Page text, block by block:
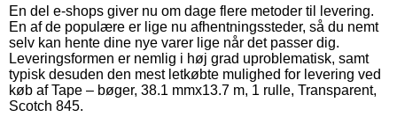
En del e-shops giver nu om dage flere metoder til levering.
En af de populære er lige nu afhentningssteder, så du nemt
selv kan hente dine nye varer lige når det passer dig.
Leveringsformen er nemlig i høj grad uproblematisk, samt
typisk desuden den mest letkøbte mulighed for levering ved
køb af Tape – bøger, 38.1 mmx13.7 m, 1 rulle, Transparent,
Scotch 845.